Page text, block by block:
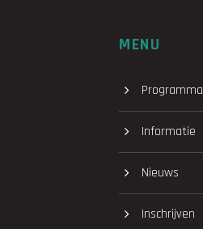
MENU
Programma
Informatie
Nieuws
Inschrijven